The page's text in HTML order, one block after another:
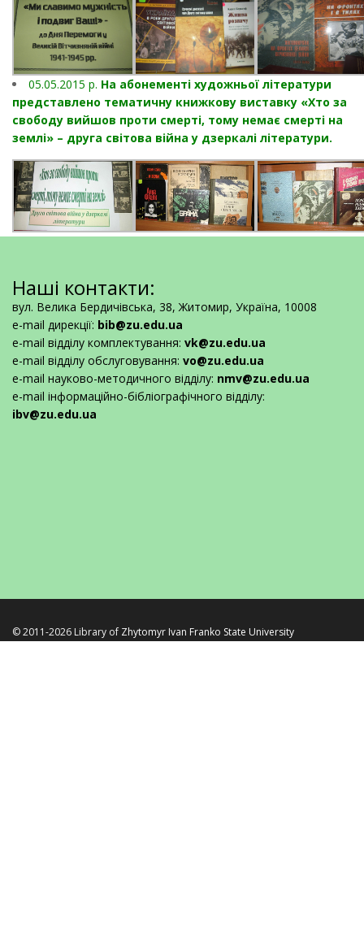
05.05.2015 р. На абонементі художньої літератури
представлено тематичну книжкову виставку «Хто за
свободу вийшов проти смерті, тому немає смерті на
землі» – друга світова війна у дзеркалі літератури.
Наші контакти:
вул. Велика Бердичівська, 38, Житомир, Україна, 10008
e-mail дирекції: bib@zu.edu.ua
e-mail відділу комплектування: vk@zu.edu.ua
e-mail відділу обслуговування: vo@zu.edu.ua
e-mail науково-методичного відділу: nmv@zu.edu.ua
e-mail інформаційно-бібліографічного відділу:
ibv@zu.edu.ua
© 2011-2026 Library of Zhytomyr Ivan Franko State University